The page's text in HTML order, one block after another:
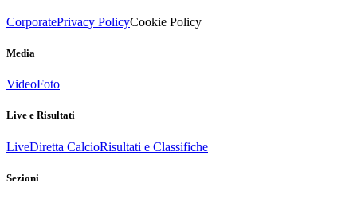
CorporatePrivacy PolicyCookie Policy
Media
VideoFoto
Live e Risultati
LiveDiretta CalcioRisultati e Classifiche
Sezioni